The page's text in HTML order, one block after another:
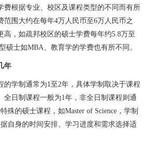
费根据专业、校区及课程类型的不同而有所
范围大约在每年4万人民币至6万人民币之
高，如疏邦校区的硕士学费每年约5.8万至
硕士如MBA、教育学的学费也有所不同。
年
的学制通常为1至2年，具体学制取决于课程
全日制课程一般为1年，非全日制课程则通
殊的硕士课程，如Master of Science，学制
自身的时间安排、学习进度和需求选择适